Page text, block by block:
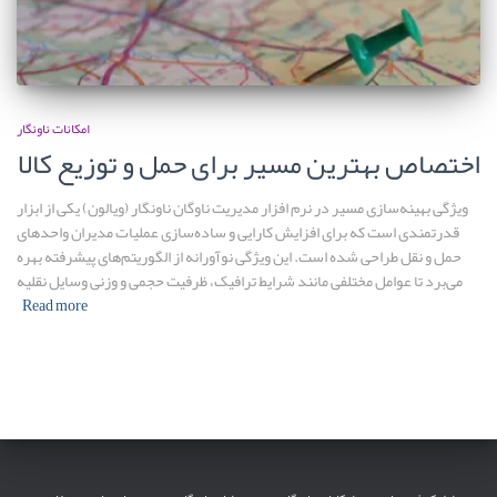
امکانات ناونگار
اختصاص بهترین مسیر برای حمل و توزیع کالا
ویژگی بهینه‌سازی مسیر در نرم افزار مدیریت ناوگان ناونگار (ویالون) یکی از ابزار
قدرتمندی است که برای افزایش کارایی و ساده‌سازی عملیات مدیران واحدهای
حمل و نقل طراحی شده است. این ویژگی نوآورانه از الگوریتم‌های پیشرفته بهره
می‌برد تا عوامل مختلفی مانند شرایط ترافیک، ظرفیت حجمی و وزنی وسایل نقلیه
Read more